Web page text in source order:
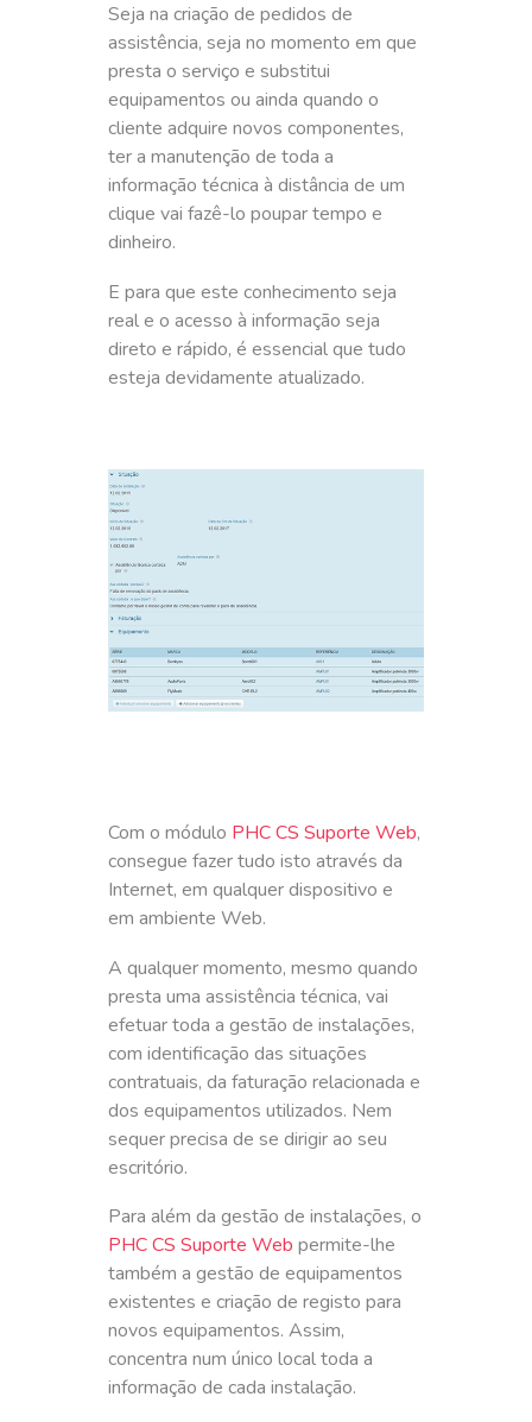
Seja na criação de pedidos de
assistência, seja no momento em que
presta o serviço e substitui
equipamentos ou ainda quando o
cliente adquire novos componentes,
ter a manutenção de toda a
informação técnica à distância de um
clique vai fazê-lo poupar tempo e
dinheiro.
E para que este conhecimento seja
real e o acesso à informação seja
direto e rápido, é essencial que tudo
esteja devidamente atualizado.
Com o módulo PHC CS Suporte Web,
consegue fazer tudo isto através da
Internet, em qualquer dispositivo e
em ambiente Web.
A qualquer momento, mesmo quando
presta uma assistência técnica, vai
efetuar toda a gestão de instalações,
com identificação das situações
contratuais, da faturação relacionada e
dos equipamentos utilizados. Nem
sequer precisa de se dirigir ao seu
escritório.
Para além da gestão de instalações, o
PHC CS Suporte Web permite-lhe
também a gestão de equipamentos
existentes e criação de registo para
novos equipamentos. Assim,
concentra num único local toda a
informação de cada instalação.